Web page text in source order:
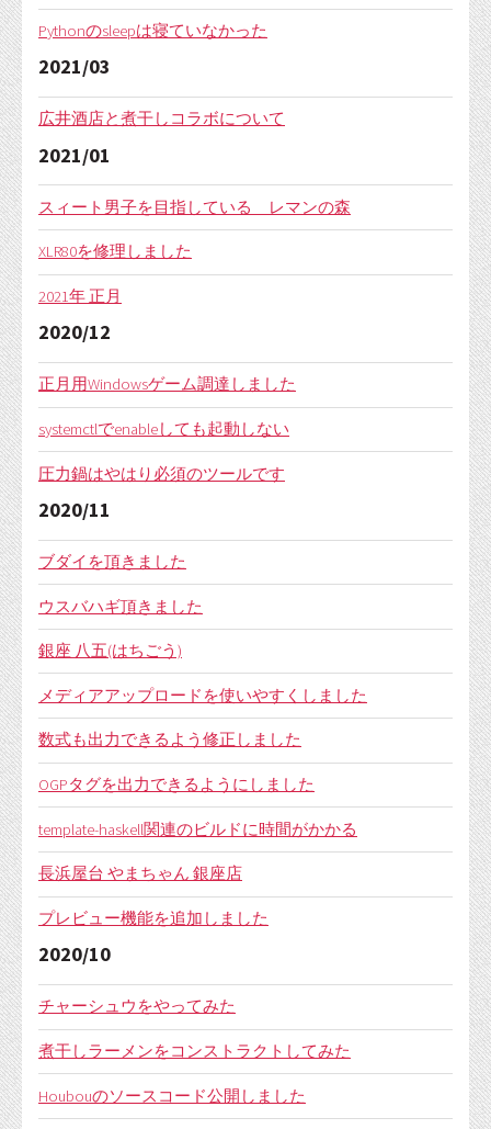
Pythonのsleepは寝ていなかった
2021/03
広井酒店と煮干しコラボについて
2021/01
スィート男子を目指している レマンの森
XLR80を修理しました
2021年 正月
2020/12
正月用Windowsゲーム調達しました
systemctlでenableしても起動しない
圧力鍋はやはり必須のツールです
2020/11
ブダイを頂きました
ウスバハギ頂きました
銀座 八五(はちごう)
メディアアップロードを使いやすくしました
数式も出力できるよう修正しました
OGPタグを出力できるようにしました
template-haskell関連のビルドに時間がかかる
長浜屋台 やまちゃん 銀座店
プレビュー機能を追加しました
2020/10
チャーシュウをやってみた
煮干しラーメンをコンストラクトしてみた
Houbouのソースコード公開しました